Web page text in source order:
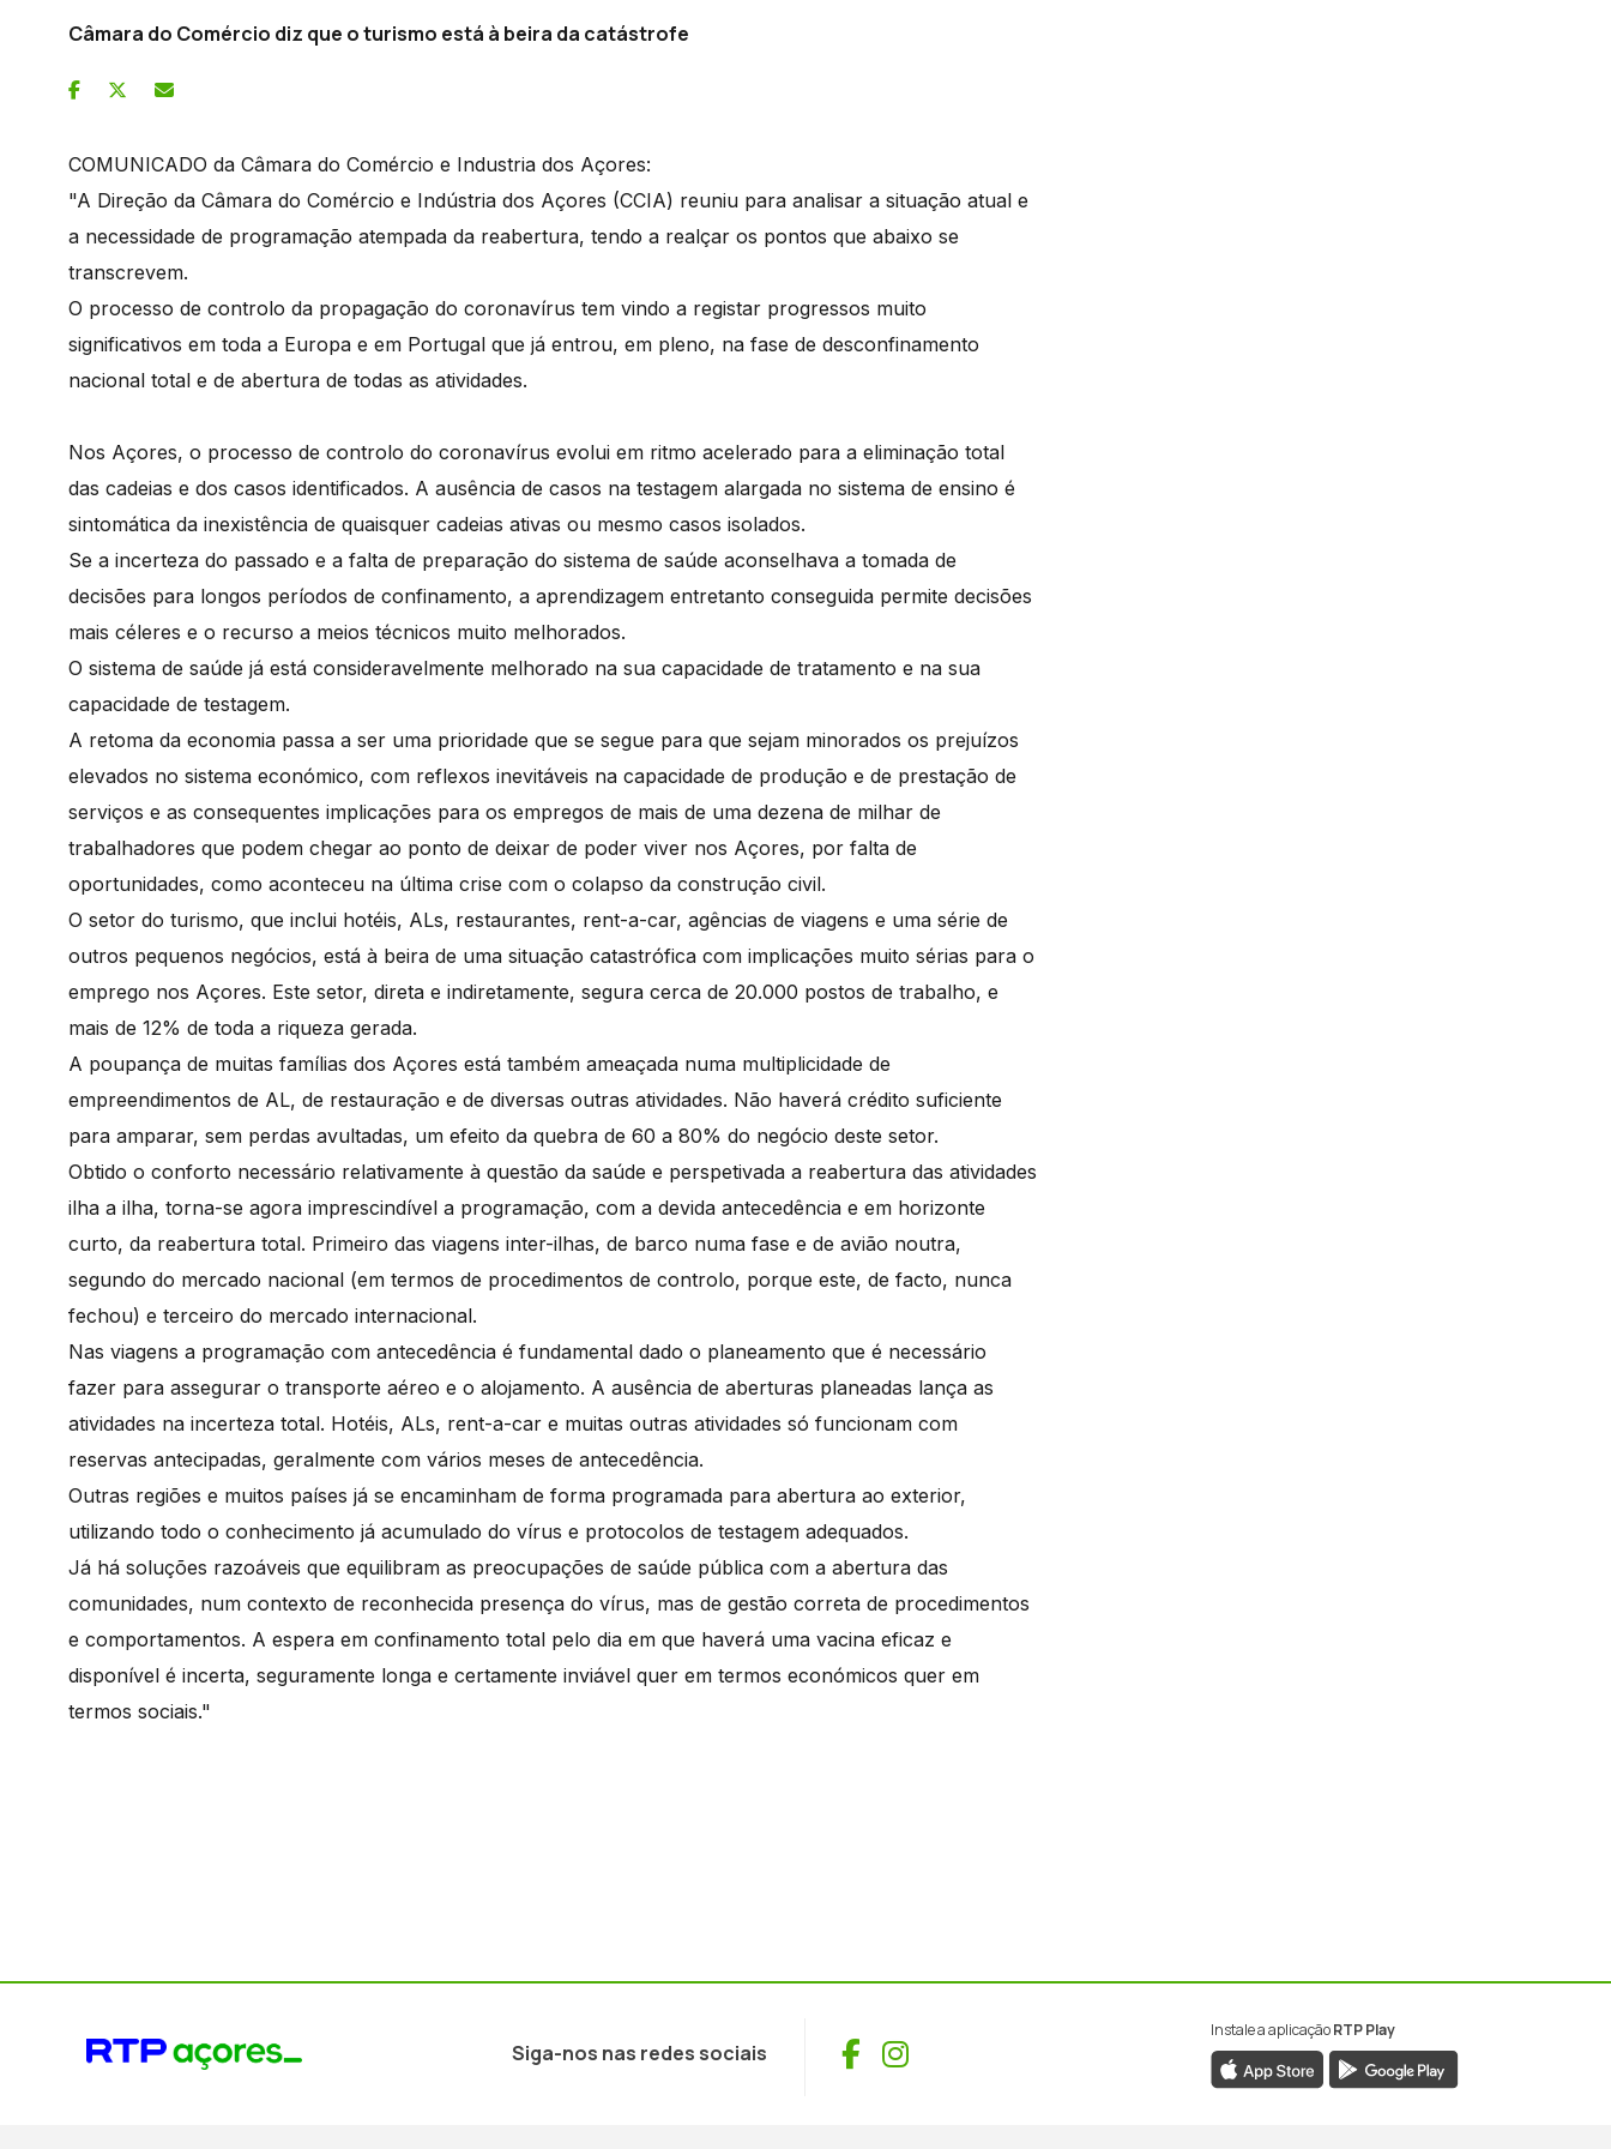
Câmara do Comércio diz que o turismo está à beira da catástrofe
COMUNICADO da Câmara do Comércio e Industria dos Açores:
"A Direção da Câmara do Comércio e Indústria dos Açores (CCIA) reuniu para analisar a situação atual e
a necessidade de programação atempada da reabertura, tendo a realçar os pontos que abaixo se
transcrevem.
O processo de controlo da propagação do coronavírus tem vindo a registar progressos muito
significativos em toda a Europa e em Portugal que já entrou, em pleno, na fase de desconfinamento
nacional total e de abertura de todas as atividades.
Nos Açores, o processo de controlo do coronavírus evolui em ritmo acelerado para a eliminação total
das cadeias e dos casos identificados. A ausência de casos na testagem alargada no sistema de ensino é
sintomática da inexistência de quaisquer cadeias ativas ou mesmo casos isolados.
Se a incerteza do passado e a falta de preparação do sistema de saúde aconselhava a tomada de
decisões para longos períodos de confinamento, a aprendizagem entretanto conseguida permite decisões
mais céleres e o recurso a meios técnicos muito melhorados.
O sistema de saúde já está consideravelmente melhorado na sua capacidade de tratamento e na sua
capacidade de testagem.
A retoma da economia passa a ser uma prioridade que se segue para que sejam minorados os prejuízos
elevados no sistema económico, com reflexos inevitáveis na capacidade de produção e de prestação de
serviços e as consequentes implicações para os empregos de mais de uma dezena de milhar de
trabalhadores que podem chegar ao ponto de deixar de poder viver nos Açores, por falta de
oportunidades, como aconteceu na última crise com o colapso da construção civil.
O setor do turismo, que inclui hotéis, ALs, restaurantes, rent-a-car, agências de viagens e uma série de
outros pequenos negócios, está à beira de uma situação catastrófica com implicações muito sérias para o
emprego nos Açores. Este setor, direta e indiretamente, segura cerca de 20.000 postos de trabalho, e
mais de 12% de toda a riqueza gerada.
A poupança de muitas famílias dos Açores está também ameaçada numa multiplicidade de
empreendimentos de AL, de restauração e de diversas outras atividades. Não haverá crédito suficiente
para amparar, sem perdas avultadas, um efeito da quebra de 60 a 80% do negócio deste setor.
Obtido o conforto necessário relativamente à questão da saúde e perspetivada a reabertura das atividades
ilha a ilha, torna-se agora imprescindível a programação, com a devida antecedência e em horizonte
curto, da reabertura total. Primeiro das viagens inter-ilhas, de barco numa fase e de avião noutra,
segundo do mercado nacional (em termos de procedimentos de controlo, porque este, de facto, nunca
fechou) e terceiro do mercado internacional.
Nas viagens a programação com antecedência é fundamental dado o planeamento que é necessário
fazer para assegurar o transporte aéreo e o alojamento. A ausência de aberturas planeadas lança as
atividades na incerteza total. Hotéis, ALs, rent-a-car e muitas outras atividades só funcionam com
reservas antecipadas, geralmente com vários meses de antecedência.
Outras regiões e muitos países já se encaminham de forma programada para abertura ao exterior,
utilizando todo o conhecimento já acumulado do vírus e protocolos de testagem adequados.
Já há soluções razoáveis que equilibram as preocupações de saúde pública com a abertura das
comunidades, num contexto de reconhecida presença do vírus, mas de gestão correta de procedimentos
e comportamentos. A espera em confinamento total pelo dia em que haverá uma vacina eficaz e
disponível é incerta, seguramente longa e certamente inviável quer em termos económicos quer em
termos sociais."
Siga-nos nas redes sociais Facebook
Instagram
Instale a aplicaçãoRTP Play